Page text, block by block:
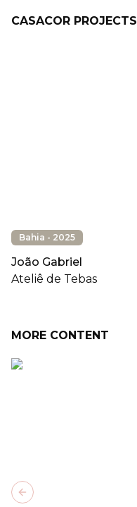
CASACOR PROJECTS
Bahia - 2025
João Gabriel
Ateliê de Tebas
MORE CONTENT
Previous slide